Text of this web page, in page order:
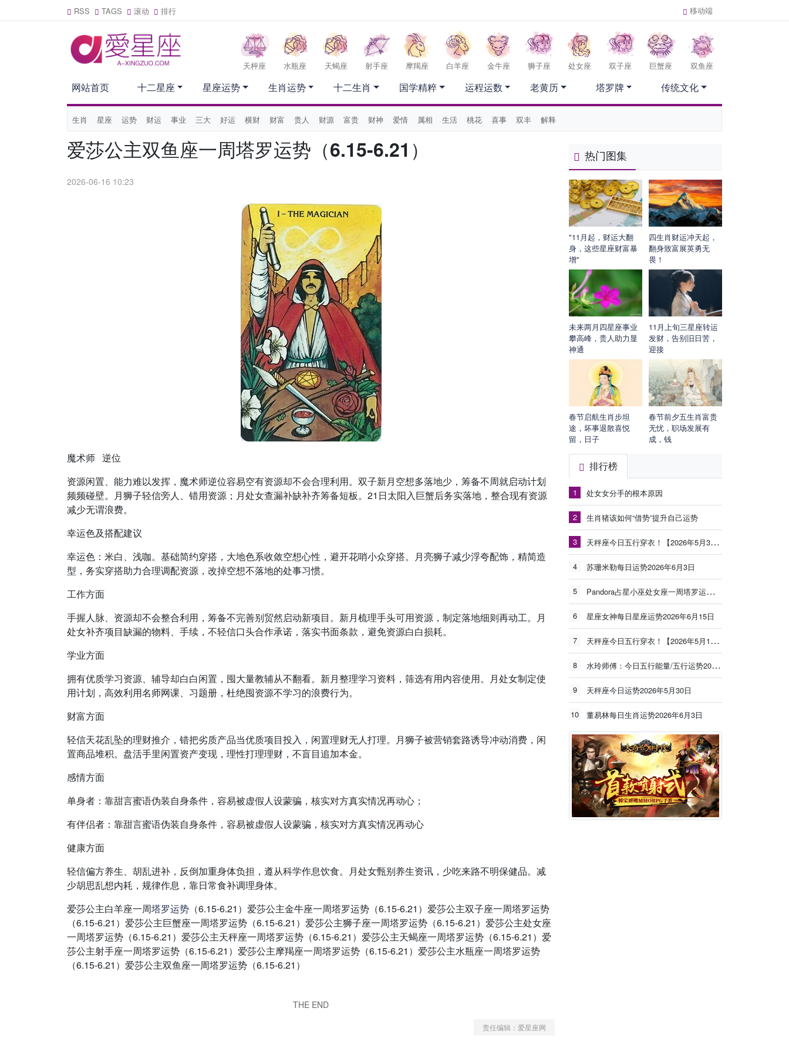
RSS TAGS 滚动 排行 移动端
天枰座 水瓶座 天蝎座 射手座 摩羯座 白羊座 金牛座 狮子座 处女座 双子座 巨蟹座 双鱼座
网站首页
生肖 星座 运势 财运 事业 三大 好运 横财 财富 贵人 财源 富贵 财神 爱情 属相 生活 桃花 喜事 双丰 解释
十二星座 星座运势 生肖运势 十二生肖 国学精粹 运程运数 老黄历 塔罗牌 传统文化
爱莎公主双鱼座一周塔罗运势（6.15-6.21）
2026-06-16 10:23
魔术师 逆位
资源闲置、能力难以发挥，魔术师逆位容易空有资源却不会合理利用。双子新月空想多落地少，筹备不周就启动计划
频频碰壁。月狮子轻信旁人、错用资源；月处女查漏补缺补齐筹备短板。21日太阳入巨蟹后务实落地，整合现有资源
减少无谓浪费。
幸运色及搭配建议
幸运色：米白、浅咖。基础简约穿搭，大地色系收敛空想心性，避开花哨小众穿搭。月亮狮子减少浮夸配饰，精简造
型，务实穿搭助力合理调配资源，改掉空想不落地的处事习惯。
工作方面
手握人脉、资源却不会整合利用，筹备不完善别贸然启动新项目。新月梳理手头可用资源，制定落地细则再动工。月
处女补齐项目缺漏的物料、手续，不轻信口头合作承诺，落实书面条款，避免资源白白损耗。
学业方面
拥有优质学习资源、辅导却白白闲置，囤大量教辅从不翻看。新月整理学习资料，筛选有用内容使用。月处女制定使
用计划，高效利用名师网课、习题册，杜绝囤资源不学习的浪费行为。
财富方面
轻信天花乱坠的理财推介，错把劣质产品当优质项目投入，闲置理财无人打理。月狮子被营销套路诱导冲动消费，闲
置商品堆积。盘活手里闲置资产变现，理性打理理财，不盲目追加本金。
感情方面
单身者：靠甜言蜜语伪装自身条件，容易被虚假人设蒙骗，核实对方真实情况再动心；
有伴侣者：靠甜言蜜语伪装自身条件，容易被虚假人设蒙骗，核实对方真实情况再动心
健康方面
轻信偏方养生、胡乱进补，反倒加重身体负担，遵从科学作息饮食。月处女甄别养生资讯，少吃来路不明保健品。减
少胡思乱想内耗，规律作息，靠日常食补调理身体。
爱莎公主白羊座一周塔罗运势 （6.15-6.21）爱莎公主金牛座一周塔罗运势（6.15-6.21）爱莎公主双子座一周塔罗运势
（6.15-6.21）爱莎公主巨蟹座一周塔罗运势（6.15-6.21）爱莎公主狮子座一周塔罗运势（6.15-6.21）爱莎公主处女座
一周塔罗运势（6.15-6.21）爱莎公主天秤座一周塔罗运势（6.15-6.21）爱莎公主天蝎座一周塔罗运势（6.15-6.21）爱
莎公主射手座一周塔罗运势（6.15-6.21）爱莎公主摩羯座一周塔罗运势（6.15-6.21）爱莎公主水瓶座一周塔罗运势
（6.15-6.21）爱莎公主双鱼座一周塔罗运势（6.15-6.21）
THE END
责任编辑：爱星座网
热门图集
"11月起，财运大翻
身，这些星座财富暴
增"
四生肖财运冲天起，
翻身致富展英勇无
畏！
未来两月四星座事业
攀高峰，贵人助力显
神通
11月上旬三星座转运
发财，告别旧日苦，
迎接
春节启航生肖步坦
途，坏事退散喜悦
留，日子
春节前夕五生肖富贵
无忧，职场发展有
成，钱
排行榜
1 处女女分手的根本原因
2 生肖猪该如何“借势”提升自己运势
3 天秤座今日五行穿衣！【2026年5月30日】
4 苏珊米勒每日运势2026年6月3日
5 Pandora占星小巫处女座一周塔罗运势（6.8-6.14）
6 星座女神每日星座运势2026年6月15日
7 天秤座今日五行穿衣！【2026年5月19日】
8 水玲师傅：今日五行能量/五行运势2026年5月25日
9 天秤座今日运势2026年5月30日
10 董易林每日生肖运势2026年6月3日